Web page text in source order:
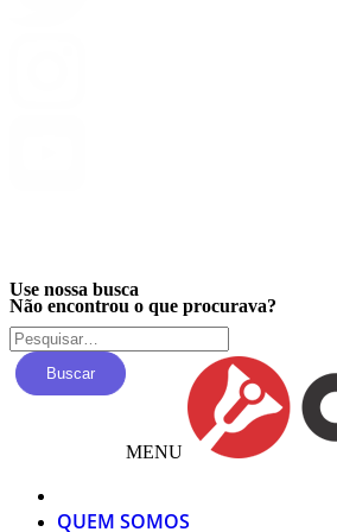
Não encontrou o que procurava?
Use nossa busca
Buscar
MENU
QUEM SOMOS